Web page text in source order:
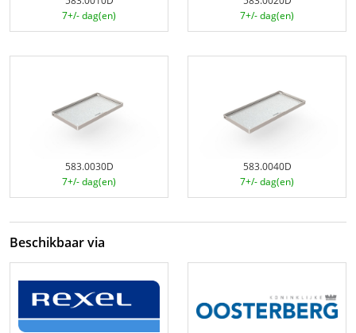
7+/- dag(en)
7+/- dag(en)
583.0030D
7+/- dag(en)
583.0040D
7+/- dag(en)
Beschikbaar via